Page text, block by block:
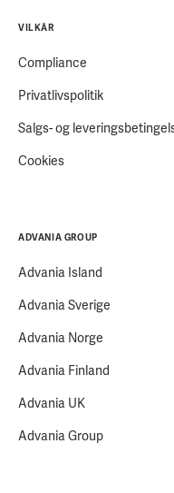
VILKÅR
Compliance
Privatlivspolitik
Salgs- og
Cookies
ADVANIA GROUP
Advania Island
Advania Sverige
Advania Norge
Advania Finland
Advania UK
Advania Group